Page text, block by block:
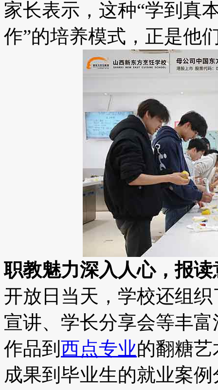
家长表示，这种“学到真
作”的培养模式，正是他
职教魅力深入人心，报
开放日当天，学校还组
宣讲、学长分享会等丰
作品到 西点专业的翻糖
成果到毕业生的就业案